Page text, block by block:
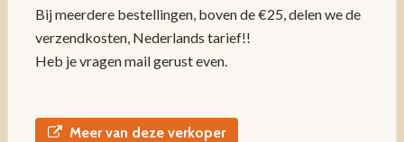
Bij meerdere bestellingen, boven de €25, delen we de
verzendkosten, Nederlands tarief!!
Heb je vragen mail gerust even.
Meer van deze verkoper